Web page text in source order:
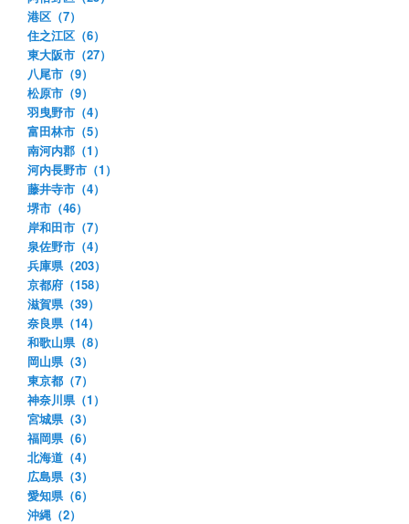
港区（7）
住之江区（6）
東大阪市（27）
八尾市（9）
松原市（9）
羽曳野市（4）
富田林市（5）
南河内郡（1）
河内長野市（1）
藤井寺市（4）
堺市（46）
岸和田市（7）
泉佐野市（4）
兵庫県（203）
京都府（158）
滋賀県（39）
奈良県（14）
和歌山県（8）
岡山県（3）
東京都（7）
神奈川県（1）
宮城県（3）
福岡県（6）
北海道（4）
広島県（3）
愛知県（6）
沖縄（2）